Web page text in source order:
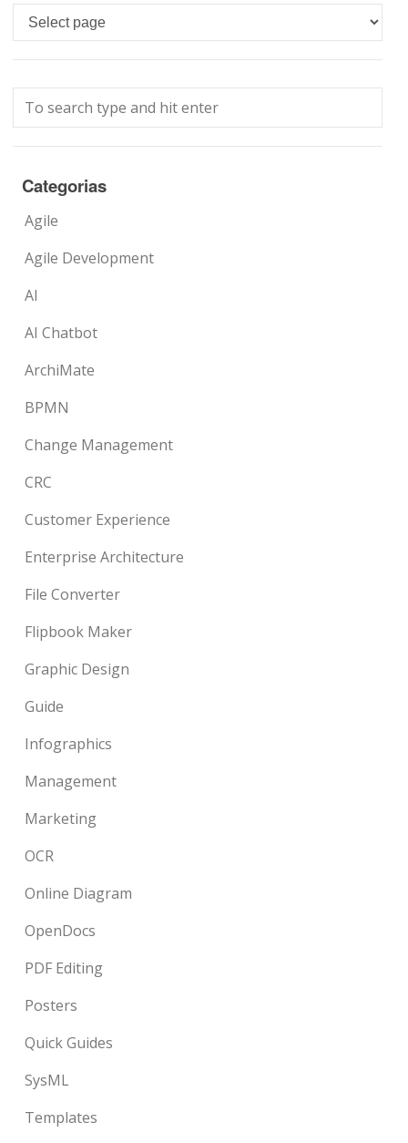
Languages
Categorias
Agile
Agile Development
AI
AI Chatbot
ArchiMate
BPMN
Change Management
CRC
Customer Experience
Enterprise Architecture
File Converter
Flipbook Maker
Graphic Design
Guide
Infographics
Management
Marketing
OCR
Online Diagram
OpenDocs
PDF Editing
Posters
Quick Guides
SysML
Templates